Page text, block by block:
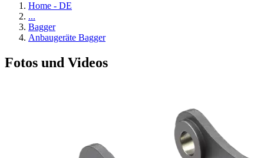
Home - DE
...
Bagger
Anbaugeräte Bagger
Fotos und Videos